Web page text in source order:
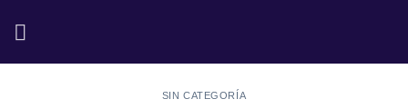
SIN CATEGORÍA